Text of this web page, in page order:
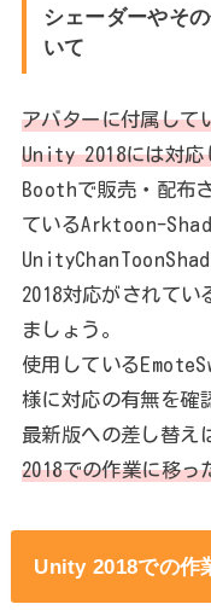
シェーダーやそ
いて
アバターに付属して
Unity 2018には対応
Boothで販売・配布
ているArktoon-
2018対応がされてい
ましょう。
使用している
様に対応の有無を確
最新版への差し替え
2018での作業に移っ
Unity 2018での作